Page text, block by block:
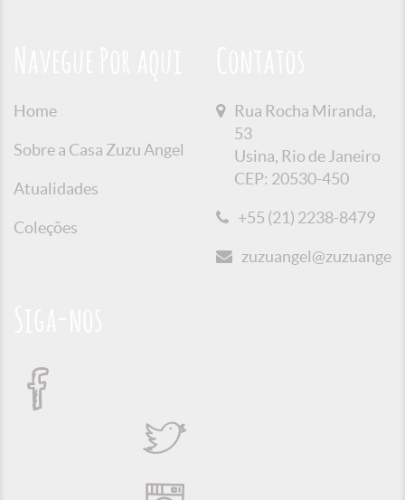
Home
Sobre a Casa Zuzu Angel
Atualidades
Coleções
Rua Rocha Miranda,
53
Usina, Rio de Janeiro
CEP: 20530-450
+55 (21) 2238-8479